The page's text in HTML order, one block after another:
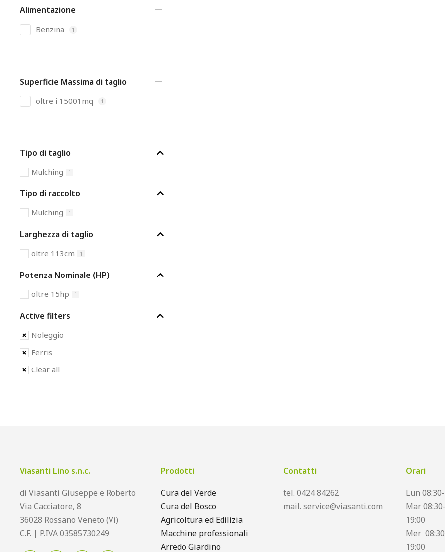
Alimentazione
Benzina 1
Superficie Massima di taglio
oltre i 15001mq 1
Tipo di taglio
Mulching 1
Tipo di raccolto
Mulching 1
Larghezza di taglio
oltre 113cm 1
Potenza Nominale (HP)
oltre 15hp 1
Active filters
Noleggio
Ferris
Clear all
Viasanti Lino s.n.c.
di Viasanti Giuseppe e Roberto
Via Cacciatore, 8
36028 Rossano Veneto (Vi)
C.F. | P.IVA 03585730249
Prodotti
Cura del Verde
Cura del Bosco
Agricoltura ed Edilizia
Macchine professionali
Arredo Giardino
Contatti
tel. 0424 84262
mail. service@viasanti.com
Orari
Lun
Mar
19:00
Mer
19:00